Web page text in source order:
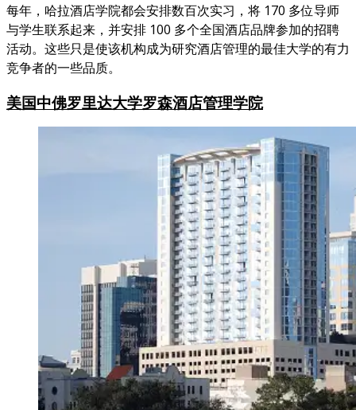
每年，哈拉酒店学院都会安排数百次实习，将 170 多位导师
与学生联系起来，并安排 100 多个全国酒店品牌参加的招聘
活动。这些只是使该机构成为研究酒店管理的最佳大学的有力
竞争者的一些品质。
美国中佛罗里达大学罗森酒店管理学院